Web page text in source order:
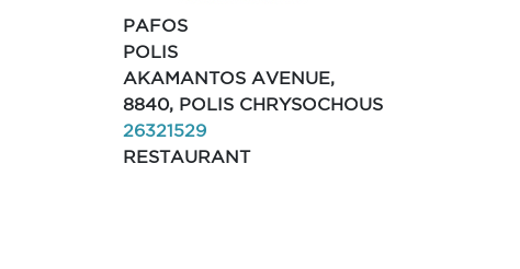
PAFOS
POLIS
AKAMANTOS AVENUE,
8840, POLIS CHRYSOCHOUS
26321529
RESTAURANT